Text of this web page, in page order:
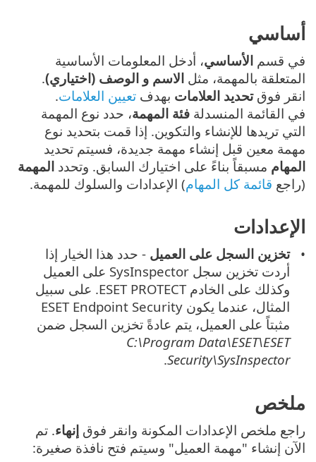
أساسي
في قسم الأساسي، أدخل المعلومات الأساسية
المتعلقة بالمهمة، مثل الاسم و الوصف (اختياري).
انقر فوقتحديد العلامات بهدف تعيين العلامات.
في القائمة المنسدلة فئة المهمة، حدد نوع المهمة
التي تريدها للإنشاء والتكوين. إذا قمت بتحديد نوع
مهمة معين قبل إنشاء مهمة جديدة، فسيتم تحديد
المهام مسبقاً بناءً على اختيارك السابق. وتحدد المهمة
(راجع قائمة كل المهام) الإعدادات والسلوك للمهمة.
الإعدادات
تخزين السجل على العميل - حدد هذا الخيار إذا
أردت تخزين سجل SysInspector على العميل
وكذلك على الخادم ESET PROTECT. على سبيل
المثال، عندما يكون ESET Endpoint Security
مثبتاً على العميل، يتم عادةً تخزين السجل ضمن
C:\Program Data\ESET\ESET
Security\SysInspector
.
ملخص
راجع ملخص الإعدادات المكونة وانقر فوق إنهاء. تم
الآن إنشاء "مهمة العميل" وسيتم فتح نافذة صغيرة: